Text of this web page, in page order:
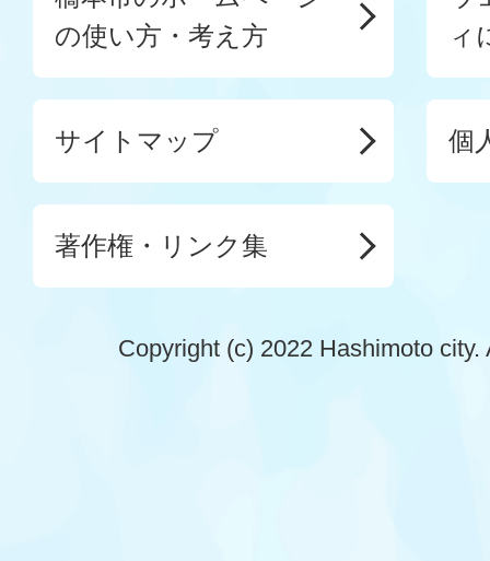
の使い方・考え方
ィ
サイトマップ 個
著作権・リンク集
Copyright (c) 2022 Hashimoto